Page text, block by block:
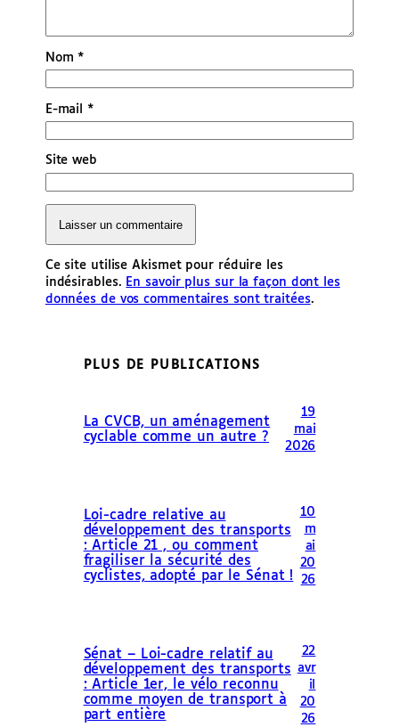
Nom*
E-mail*
Site web
Ce site utilise Akismet pour réduire les
indésirables. En savoir plus sur la façon dont les
données de vos commentaires sont traitées.
PLUS DE PUBLICATIONS
La CVCB, un aménagement
cyclable comme un autre ?
19
mai
2026
Loi-cadre relative au
développement des transports
: Article 21 , ou comment
fragiliser la sécurité des
cyclistes, adopté par le Sénat !
10
m
ai
20
26
Sénat – Loi-cadre relatif au
développement des transports
: Article 1er, le vélo reconnu
comme moyen de transport à
part entière
22
avr
il
20
26